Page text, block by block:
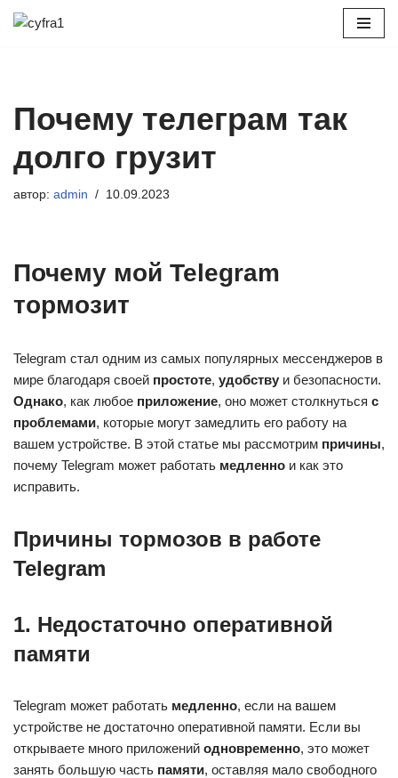
Почему телеграм так
долго грузит
автор: admin 10.09.2023
Почему мой Telegram
тормозит
Telegram стал одним из самых популярных мессенджеров в
мире благодаря своей простоте, удобству и безопасности.
Однако, как любое приложение, оно может столкнуться с
проблемами, которые могут замедлить его работу на
вашем устройстве. В этой статье мы рассмотрим причины,
почему Telegram может работать медленно и как это
исправить.
Причины тормозов в работе
Telegram
1. Недостаточно оперативной
памяти
Telegram может работать медленно, если на вашем
устройстве не достаточно оперативной памяти. Если вы
открываете много приложений одновременно, это может
занять большую часть памяти, оставляя мало свободного